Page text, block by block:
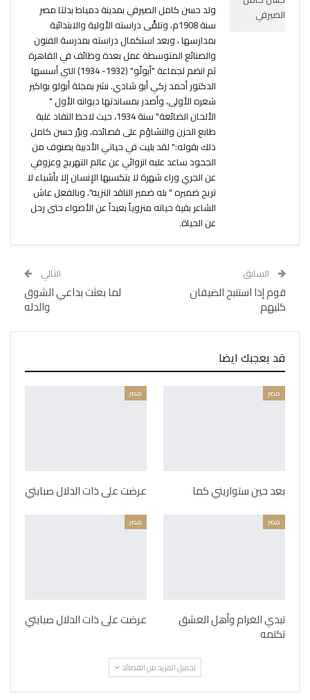
ولد حسن كامل الصيرفي بمدينة دمياط بدلتا مصر
سنة 1908م، وتلقَّى دراسته الأولية والابتدائية
بمدارسها ، وبعد استكمال دراسته بمدرسة الفنون
والصنائع المتوسطة عمل بعدة وظائف في القاهرة
ثم انضم لجماعة "أبولّو" (1932- 1934) التي أسسها
الدكتور أحمد زكي أبو شادي. نشر بمجلة أبولو بواكير
شعره الأولى، وأصدر بمساندتها ديوانه الأول "
الألحان الضائعة" سنة 1934، حيث لاحظ النقاد غلبة
طابع الحزن والتشاؤم على قصائده، وبرَّر حسن كامل
ذلك بقوله:" لقد بليت في حياتي الأدبية بصنوف من
الجحود ساعد عليه انزوائي عن عالم التهريج وعزوفي
عن الجري وراء شهرة لا يتكسبها الإنسان إلا بأشياء لا
تريح ضميره " بله ضمير الناقد النزيه". وبالفعل عاش
الشاعر بقية حياته منزوياً بعيداً عن الأضواء حتى رحل
عن الحياة.
السابق
قوم إذا استنبح الضيفان
كليهم
التالي
لما بعثت بداعي الشوق
والدله
قد يعجبك ايضا
مصر
بعد حين ستواريني كما
مصر
عرضت على ذات الدلال صبابتي
مصر
تبدي الغرام وأهل العشق
تكتمه
مصر
عرضت على ذات الدلال صبابتي
تحميل المزيد من القصائد